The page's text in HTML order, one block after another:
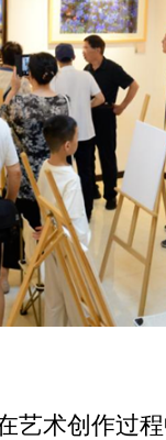
艺术创作过